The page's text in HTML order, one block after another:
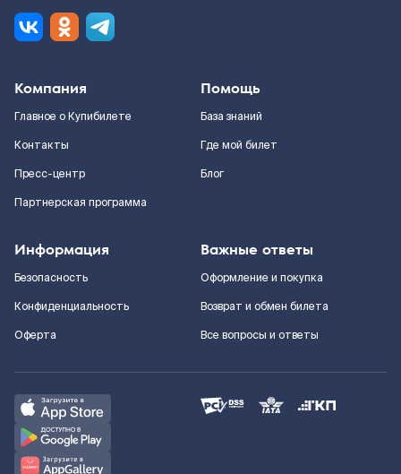
Компания
Главное о Купибилете
Контакты
Пресс-центр
Партнерская программа
Помощь
База знаний
Где мой билет
Блог
Информация
Безопасность
Конфиденциальность
Оферта
Важные ответы
Оформление и покупка
Возврат и обмен билета
Все вопросы и ответы